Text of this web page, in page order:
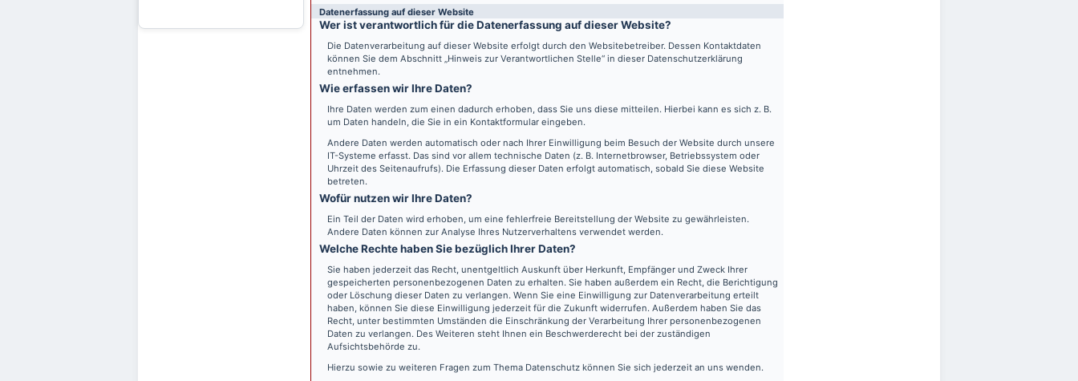
Datenerfassung auf dieser Website
Wer ist verantwortlich für die Datenerfassung auf dieser Website?
Die Datenverarbeitung auf dieser Website erfolgt durch den Websitebetreiber. Dessen Kontaktdaten
können Sie dem Abschnitt „Hinweis zur Verantwortlichen Stelle“ in dieser Datenschutzerklärung
entnehmen.
Wie erfassen wir Ihre Daten?
Ihre Daten werden zum einen dadurch erhoben, dass Sie uns diese mitteilen. Hierbei kann es sich z. B.
um Daten handeln, die Sie in ein Kontaktformular eingeben.
Andere Daten werden automatisch oder nach Ihrer Einwilligung beim Besuch der Website durch unsere
IT-Systeme erfasst. Das sind vor allem technische Daten (z. B. Internetbrowser, Betriebssystem oder
Uhrzeit des Seitenaufrufs). Die Erfassung dieser Daten erfolgt automatisch, sobald Sie diese Website
betreten.
Wofür nutzen wir Ihre Daten?
Ein Teil der Daten wird erhoben, um eine fehlerfreie Bereitstellung der Website zu gewährleisten.
Andere Daten können zur Analyse Ihres Nutzerverhaltens verwendet werden.
Welche Rechte haben Sie bezüglich Ihrer Daten?
Sie haben jederzeit das Recht, unentgeltlich Auskunft über Herkunft, Empfänger und Zweck Ihrer
gespeicherten personenbezogenen Daten zu erhalten. Sie haben außerdem ein Recht, die Berichtigung
oder Löschung dieser Daten zu verlangen. Wenn Sie eine Einwilligung zur Datenverarbeitung erteilt
haben, können Sie diese Einwilligung jederzeit für die Zukunft widerrufen. Außerdem haben Sie das
Recht, unter bestimmten Umständen die Einschränkung der Verarbeitung Ihrer personenbezogenen
Daten zu verlangen. Des Weiteren steht Ihnen ein Beschwerderecht bei der zuständigen
Aufsichtsbehörde zu.
Hierzu sowie zu weiteren Fragen zum Thema Datenschutz können Sie sich jederzeit an uns wenden.